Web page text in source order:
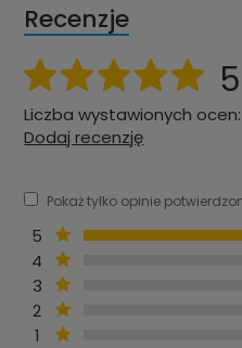
Recenzje
5
Liczba wystawionych
Dodaj recenzję
Pokaż tylko opinie
5
4
3
2
1